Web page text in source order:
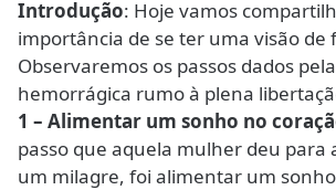
Introdução: Hoje vamos
importância de se ter uma visão de
Observaremos os passos dados
hemorrágica rumo à plena
1 – Alimentar um sonho no
passo que aquela mulher deu para
um milagre, foi alimentar um